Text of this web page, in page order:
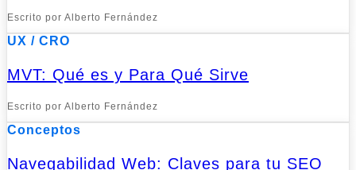
Escrito por Alberto Fernández
UX / CRO
MVT: Qué es y Para Qué Sirve
Escrito por Alberto Fernández
Conceptos
Navegabilidad Web: Claves para tu SEO